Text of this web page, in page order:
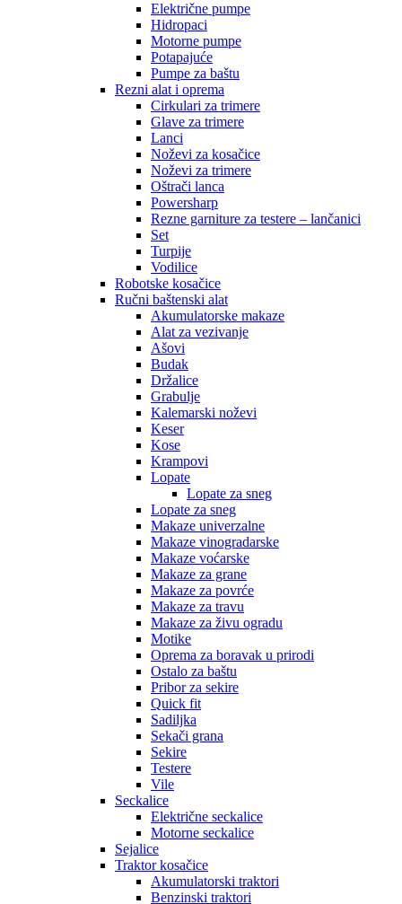
Električne pumpe
Hidropaci
Motorne pumpe
Potapajuće
Pumpe za baštu
Rezni alat i oprema
Cirkulari za trimere
Glave za trimere
Lanci
Noževi za kosačice
Noževi za trimere
Oštrači lanca
Powersharp
Rezne garniture za testere – lančanici
Set
Turpije
Vodilice
Robotske kosačice
Ručni baštenski alat
Akumulatorske makaze
Alat za vezivanje
Ašovi
Budak
Držalice
Grabulje
Kalemarski noževi
Keser
Kose
Krampovi
Lopate
Lopate za sneg
Lopate za sneg
Makaze univerzalne
Makaze vinogradarske
Makaze voćarske
Makaze za grane
Makaze za povrće
Makaze za travu
Makaze za živu ogradu
Motike
Oprema za boravak u prirodi
Ostalo za baštu
Pribor za sekire
Quick fit
Sadiljka
Sekači grana
Sekire
Testere
Vile
Seckalice
Električne seckalice
Motorne seckalice
Sejalice
Traktor kosačice
Akumulatorski traktori
Benzinski traktori